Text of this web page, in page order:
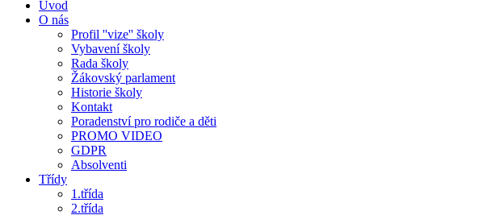
Úvod
O nás
Profil ''vize'' školy
Vybavení školy
Rada školy
Žákovský parlament
Historie školy
Kontakt
Poradenství pro rodiče a děti
PROMO VIDEO
GDPR
Absolventi
Třídy
1.třída
2.třída